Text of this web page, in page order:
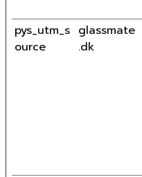
pys_utm_s
ource
glassmate
.dk